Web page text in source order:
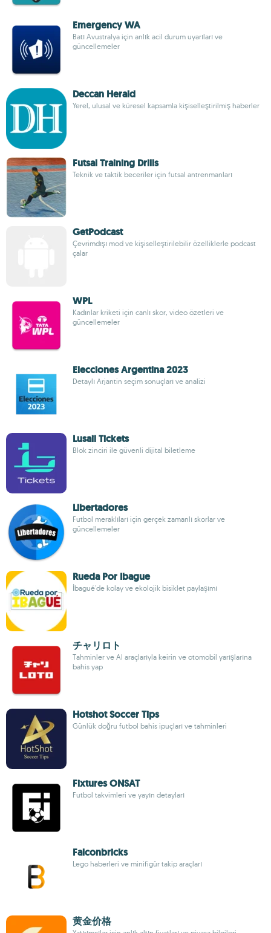
Emergency WA
Batı Avustralya için anlık acil durum uyarıları ve
güncellemeler
Deccan Herald
Yerel, ulusal ve küresel kapsamla kişiselleştirilmiş haberler
Futsal Training Drills
Teknik ve taktik beceriler için futsal antrenmanları
GetPodcast
Çevrimdışı mod ve kişiselleştirilebilir özelliklerle podcast
çalar
WPL
Kadınlar kriketi için canlı skor, video özetleri ve
güncellemeler
Elecciones Argentina 2023
Detaylı Arjantin seçim sonuçları ve analizi
Lusail Tickets
Blok zinciri ile güvenli dijital biletleme
Libertadores
Futbol meraklıları için gerçek zamanlı skorlar ve
güncellemeler
Rueda Por Ibague
İbagué'de kolay ve ekolojik bisiklet paylaşımı
チャリロト
Tahminler ve AI araçlarıyla keirin ve otomobil yarışlarına
bahis yap
Hotshot Soccer Tips
Günlük doğru futbol bahis ipuçları ve tahminleri
Fixtures ONSAT
Futbol takvimleri ve yayın detayları
Falconbricks
Lego haberleri ve minifigür takip araçları
黄金价格